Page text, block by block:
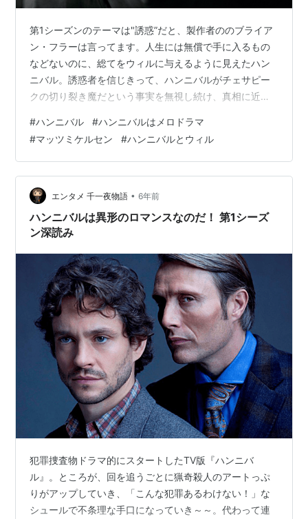
第1シーズンのテーマは"誘惑”だと、製作者ののブライア
ン・フラーは言ってます。人生には無償で手に入るもの
などないのに、総てをウィルに与えるように見えたハン
ニバル。誘惑者を信じきって、ハンニバルがチェサピー
クの切り裂き魔だという事実を無視し続け、真相に近づ
った関係はどうなっていくのか？第2シーズンを読み直し
てみたいかと...
#ハンニバル #ハンニバルはメロドラマ
#マッツミケルセン #ハンニバルとウィル
エンタメ 千一夜物語 • 6年前
ハンニバルは異形のロマンスなのだ！ 第1シーズ
ン深読み
犯罪捜査物ドラマ的にスタートしたTV版『ハンニバ
ル』。ところが、回を追うごとに猟奇殺人のアートっぷ
りがアップしていき、「こんな犯罪あるわけない！」な
シュールで不条理な手口になっていき～～。代わって連